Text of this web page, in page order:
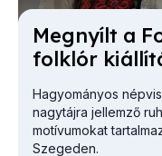
Meg­nyílt a
folk­lór
Hagyományos
nagytájra jellemző
motívumokat
Szegeden.